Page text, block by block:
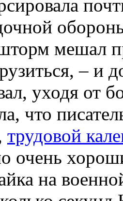
мешал
– и
уходя от
что
трудовой
очень
на